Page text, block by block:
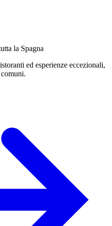
la Spagna
ed esperienze eccezionali,